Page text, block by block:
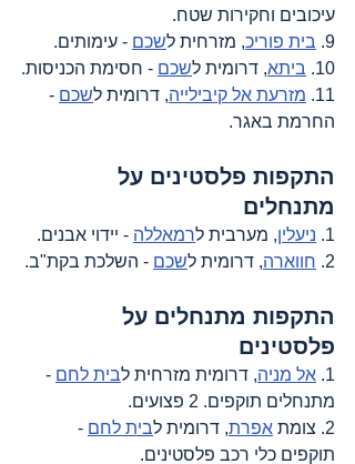
עיכובים וחקירות שטח.
9. בית פוריכ, מזרחית לשכם - עימותים.
10. ביתא, דרומית לשכם - חסימת הכניסות.
11. מזרעת אל קיבילייה, דרומית לשכם -
החרמת באגר.
התקפות פלסטינים על
מתנחלים
1. ניעלין, מערבית לרמאללה - יידוי אבנים.
2. חווארה, דרומית לשכם - השלכת בקת"ב.
התקפות מתנחלים על
פלסטינים
1. אל מניה, דרומית מזרחית לבית לחם -
מתנחלים תוקפים. 2 פצועים.
2. צומת
אפרת, דרומית לבית לחם -
תוקפים כלי רכב פלסטינים.